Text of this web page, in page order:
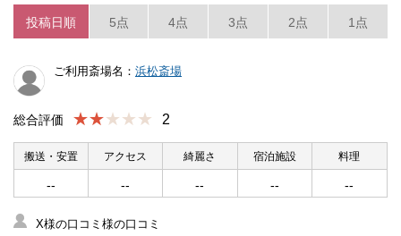
投稿日順 5点 4点 3点 2点 1点
ご利用斎場名： 浜松斎場
総合評価 ★★ 2
搬送・安置
--
アクセス
--
綺麗さ
--
宿泊施設
--
料理
--
X様の口コミ様の口コミ